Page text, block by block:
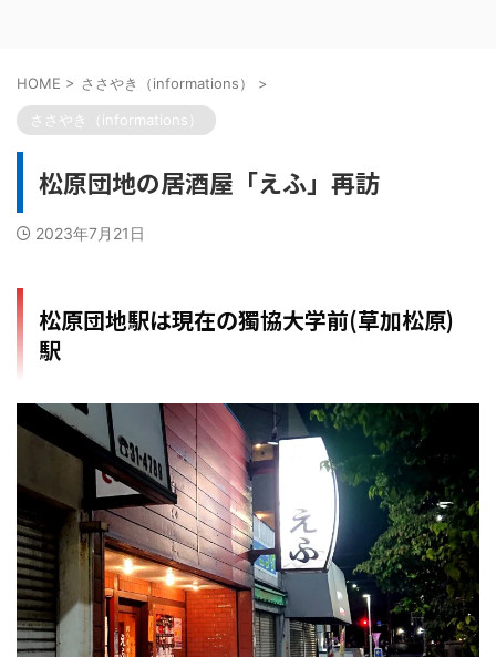
HOME > ささやき（informations） >
ささやき（informations）
松原団地の居酒屋「えふ」再訪
2023年7月21日
松原団地駅は現在の獨協大学前(草加松原)
駅